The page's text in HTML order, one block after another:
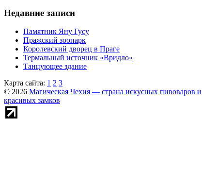
Недавние записи
Памятник Яну Гусу
Пражский зоопарк
Королевский дворец в Праге
Термальный источник «Вридло»
Танцующее здание
Карта сайта: 1 2 3
© 2026 Магическая Чехия — страна искусных пивоваров и
красивых замков